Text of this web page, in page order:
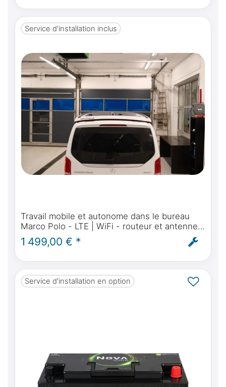
Service d'installation inclus
Travail mobile et autonome dans le bureau
Marco Polo - LTE | WiFi - routeur et antenne
pour Mercedes-Benz Marco Polo, Activity,
Horizon - montage inclus
1 499,00 € *
Service d'installation en option